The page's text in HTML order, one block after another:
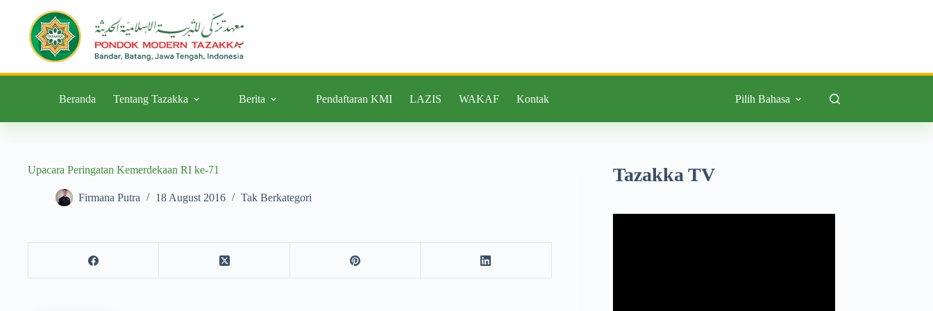
Beranda Tentang Tazakka Berita Pendaftaran KMI LAZIS WAKAF Kontak Pilih Bahasa
Upacara Peringatan Kemerdekaan RI ke-71
Firmana Putra 18 August 2016 Tak Berkategori
Tazakka TV